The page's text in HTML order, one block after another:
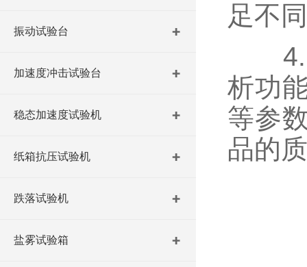
振动试验台
加速度冲击试验台
稳态加速度试验机
纸箱抗压试验机
跌落试验机
盐雾试验箱
足不
4.数
析功
等参
品的